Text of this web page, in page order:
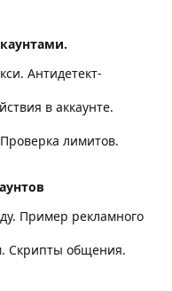
Антидетект-
в аккаунте.
лимитов.
Пример рекламного
Скрипты общения.